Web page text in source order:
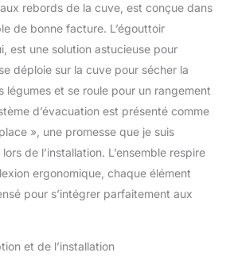
d'utiliser l'évier
confortablement sans
éclaboussures d'eau en
taille de la cuve sera
également utile pour
laver, par exemple, des
étagères du réfrigérateur.
STATION DE TRAVAIL
MULTIFONCTION -
l'Évier dispose d'une
poche spéciale pour
l'éponge, ainsi que de
rebords de la cuve, est conçue dans
de bonne facture. L’égouttoir
est une solution astucieuse pour
déploie sur la cuve pour sécher la
légumes et se roule pour un rangement
d’évacuation est présenté comme
», une promesse que je suis
de l’installation. L’ensemble respire
ergonomique, chaque élément
pour s’intégrer parfaitement aux
et de l’installation